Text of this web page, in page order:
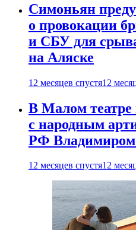
Симоньян
о провокации
и СБУ для
на Аляске
12 месяцев спустя12
В Малом театре
с народным
РФ
12 месяцев спустя12